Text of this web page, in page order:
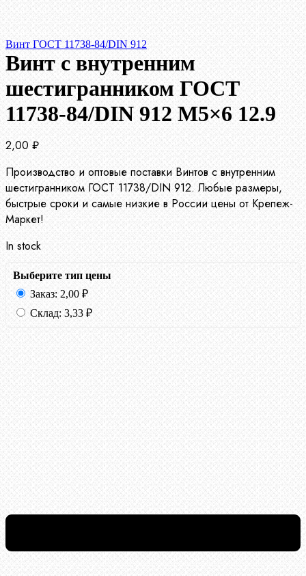
Винт ГОСТ 11738-84/DIN 912
Винт c внутренним
шестигранником ГОСТ
11738-84/DIN 912 М5×6 12.9
2,00 ₽
Производство и оптовые поставки Винтов с внутренним
шестигранником ГОСТ 11738/DIN 912. Любые размеры,
быстрые сроки и самые низкие в России цены от Крепеж-
Маркет!
In stock
Выберите тип цены
Заказ: 2,00 ₽
Склад: 3,33 ₽